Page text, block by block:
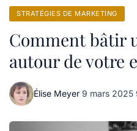
STRATÉGIES DE MARKETING
Comment bâtir
autour de votre
Élise Meyer·9 mars 2025·